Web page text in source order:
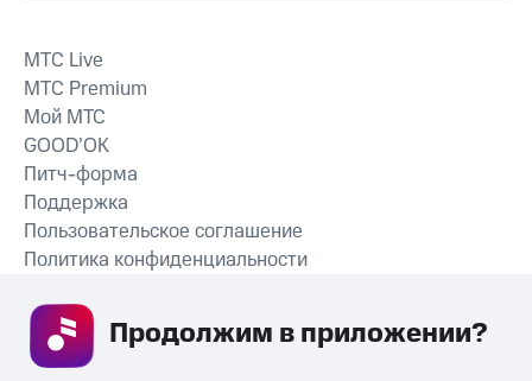
СКАЧАТЬ ПРИЛОЖЕНИЕ
MTС Live
MTС Premium
Мой МТС
GOOD’OK
Питч-форма
Поддержка
Пользовательское соглашение
Политика конфиденциальности